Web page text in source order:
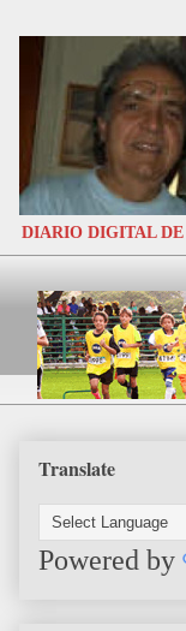
DIARIO DIGITAL DE
Translate
Powered by